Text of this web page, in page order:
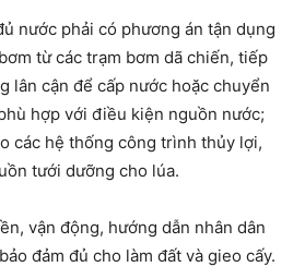
nước phải có phương án tận dụng
từ các trạm bơm dã chiến, tiếp
lân cận để cấp nước hoặc chuyển
hợp với điều kiện nguồn nước;
các hệ thống công trình thủy lợi,
tưới dưỡng cho lúa.
vận động, hướng dẫn nhân dân
đảm đủ cho làm đất và gieo cấy.